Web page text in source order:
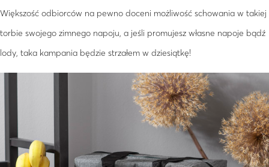
Większość odbiorców na pewno doceni możliwość schowania w takiej
torbie swojego zimnego napoju, a jeśli promujesz własne napoje bądź
lody, taka kampania będzie strzałem w dziesiątkę!